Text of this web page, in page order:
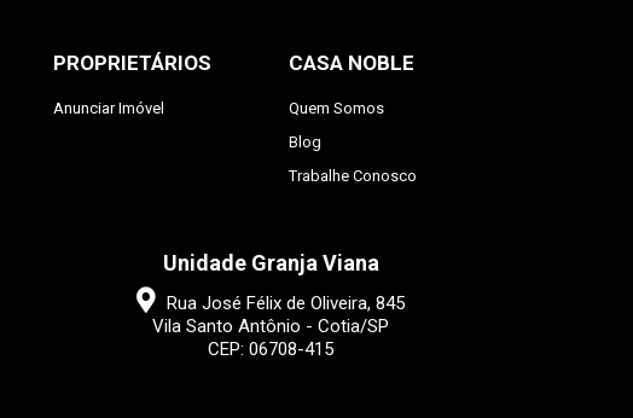
PROPRIETÁRIOS
Anunciar Imóvel
CASA NOBLE
Quem Somos
Blog
Trabalhe Conosco
Unidade Granja Viana
Rua José Félix de Oliveira, 845
Vila Santo Antônio - Cotia/SP
CEP: 06708-415